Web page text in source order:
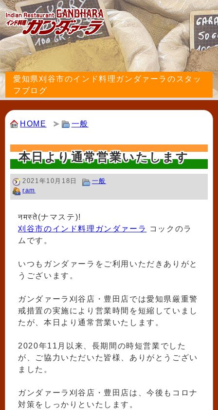
愛知県刈谷市のインド料理ガンダァーラのスタッ
フブログ
HOME 一般
本日より通常営業いたします
2021年10月18日
一般
ram
नमस्ते(ナマステ)!
刈谷市のインド料理ガンダァーラ
コックのラ
ムです。
いつもガンダァーラをご利用いただきありがと
うございます。
ガンダァーラ刈谷店・豊田店では愛知県厳重警
戒措置の実施により営業時間を短縮していまし
たが、本日より通常営業いたします。
2020年11月以来、長期間の時短営業でした
が、ご協力いただいた皆様、ありがとうござい
ました。
ガンダァーラ刈谷店・豊田店は、今後もコロナ
対策をしっかりといたします。